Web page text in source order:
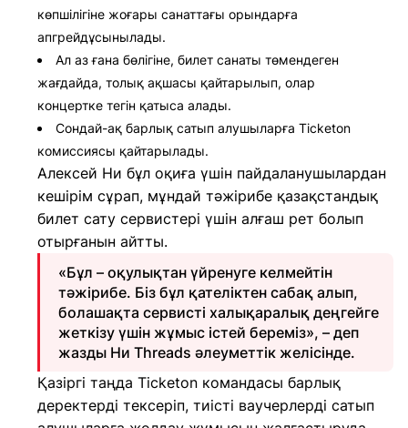
көпшілігіне жоғары санаттағы орындарға
апгрейдұсынылады.
Ал аз ғана бөлігіне, билет санаты төмендеген
жағдайда, толық ақшасы қайтарылып, олар
концертке тегін қатыса алады.
Сондай-ақ барлық сатып алушыларға Ticketon
комиссиясы қайтарылады.
Алексей Ни бұл оқиға үшін пайдаланушылардан
кешірім сұрап, мұндай тәжірибе қазақстандық
билет сату сервистері үшін алғаш рет болып
отырғанын айтты.
«Бұл – оқулықтан үйренуге келмейтін
тәжірибе. Біз бұл қателіктен сабақ алып,
болашақта сервисті халықаралық деңгейге
жеткізу үшін жұмыс істей береміз», – деп
жазды Ни Threads әлеуметтік желісінде.
Қазіргі таңда Ticketon командасы барлық
деректерді тексеріп, тиісті ваучерлерді сатып